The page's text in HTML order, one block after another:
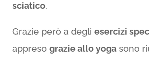
sciatico.
Grazie però a degli esercizi
appreso grazie allo yogasono